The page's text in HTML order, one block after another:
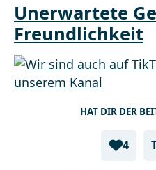
Unerwartete
Freundlichkeit
HAT DIR DER
4